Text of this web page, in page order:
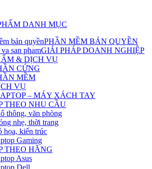
DANH MỤC
PHẦN MỀM BẢN QUYỀN
GIẢI PHÁP DOANH NGHIỆP
& DỊCH VỤ
CỨNG
MỀM
VỤ
– MÁY XÁCH TAY
THEO NHU CẦU
thông, văn phòng
nhẹ, thời trang
họa, kiến trúc
Gaming
THEO HÃNG
Asus
Dell